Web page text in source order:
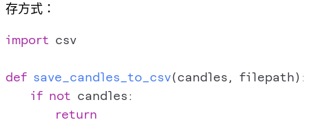
存方式：
import csv
def save_candles_to_csv(candles, filepath):
if not candles:
return